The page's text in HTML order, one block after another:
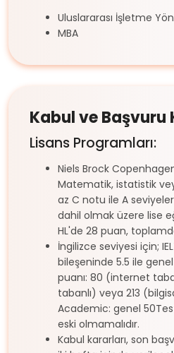
Uluslararası İşletme
MBA
Kabul ve Başvuru
Lisans Programları:
Niels Brock
Matematik, istatistik
az C notu ile A
dahil olmak üzere lise
HL'de 28 puan,
İngilizce seviyesi için;
bileşeninde 5.5 ile
puanı: 80 (internet
tabanlı) veya 213
Academic: genel
eski olmamalıdır.
Kabul kararları, son